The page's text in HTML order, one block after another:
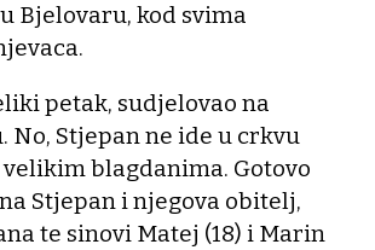
Bjelovaru, kod svima
petak, sudjelovao na
No, Stjepan ne ide u crkvu
blagdanima. Gotovo
Stjepan i njegova obitelj,
te sinovi Matej (18) i Marin